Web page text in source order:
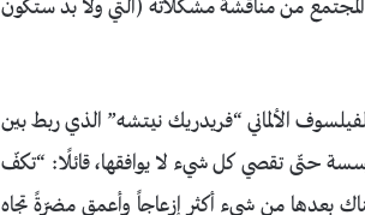
من مناقشة مشكلاته (التي ولا بد ستكون
الألماني “فريدريك نيتشه” الذي ربط بين
حتّى تقصي كل شيء لا يوافقها، قائلًا: “تكفّ
هناك بعدها من شيء أكثر إزعاجاً وأعمق مضرّةً تجاه